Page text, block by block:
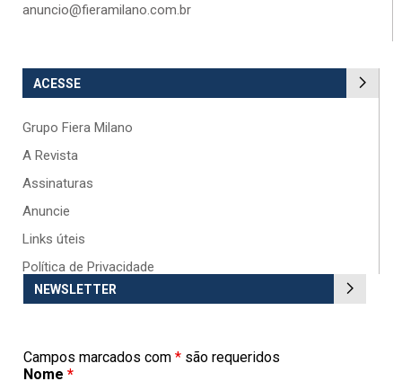
anuncio@fieramilano.com.br
ACESSE
Grupo Fiera Milano
A Revista
Assinaturas
Anuncie
Links úteis
Política de Privacidade
NEWSLETTER
Campos marcados com * são requeridos
Nome *